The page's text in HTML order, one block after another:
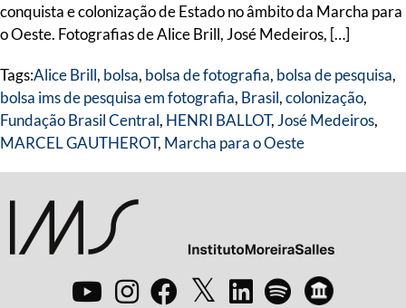
conquista e colonização de Estado no âmbito da Marcha para
o Oeste. Fotografias de Alice Brill, José Medeiros, […]
Tags:Alice Brill, bolsa, bolsa de fotografia, bolsa de pesquisa,
bolsa ims de pesquisa em fotografia, Brasil,colonização,
Fundação Brasil Central, HENRI BALLOT, José Medeiros,
MARCEL GAUTHEROT, Marcha para o Oeste